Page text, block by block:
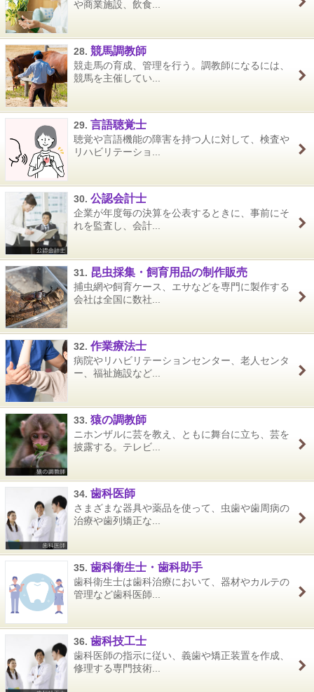
や商業施設、飲食...
28. 競馬調教師
競走馬の育成、管理を行う。調教師になるには、
競馬を主催してい...
29. 言語聴覚士
聴覚や言語機能の障害を持つ人に対して、検査や
リハビリテーショ...
30. 公認会計士
企業が年度毎の決算を公表するときに、事前にそ
れを監査し、会計...
31. 昆虫採集・飼育用品の制作販売
捕虫網や飼育ケース、エサなどを専門に製作する
会社は全国に数社...
32. 作業療法士
病院やリハビリテーションセンター、老人センタ
ー、福祉施設など...
33. 猿の調教師
ニホンザルに芸を教え、ともに舞台に立ち、芸を
披露する。テレビ...
34. 歯科医師
さまざまな器具や薬品を使って、虫歯や歯周病の
治療や歯列矯正な...
35. 歯科衛生士・歯科助手
歯科衛生士は歯科治療において、器材やカルテの
管理など歯科医師...
36. 歯科技工士
歯科医師の指示に従い、義歯や矯正装置を作成、
修理する専門技術...